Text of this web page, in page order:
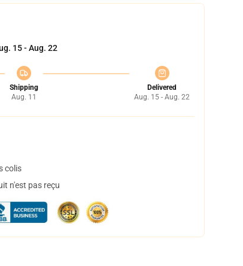
15 - Aug. 22
Shipping
Aug. 11
Delivered
Aug. 15 - Aug. 22
colis
n'est pas reçu